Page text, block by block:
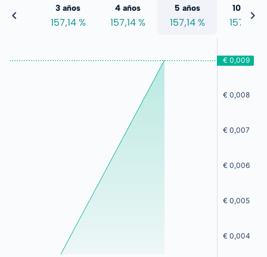
%
3 años
157,14 %
4 años
157,14 %
5 años
157,14 %
10 años
157,14 %